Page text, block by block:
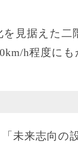
見据えた二
h程度にも
未来志向の